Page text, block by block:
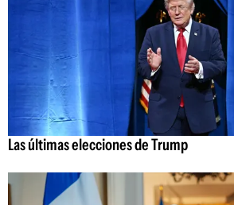
Las últimas elecciones de Trump